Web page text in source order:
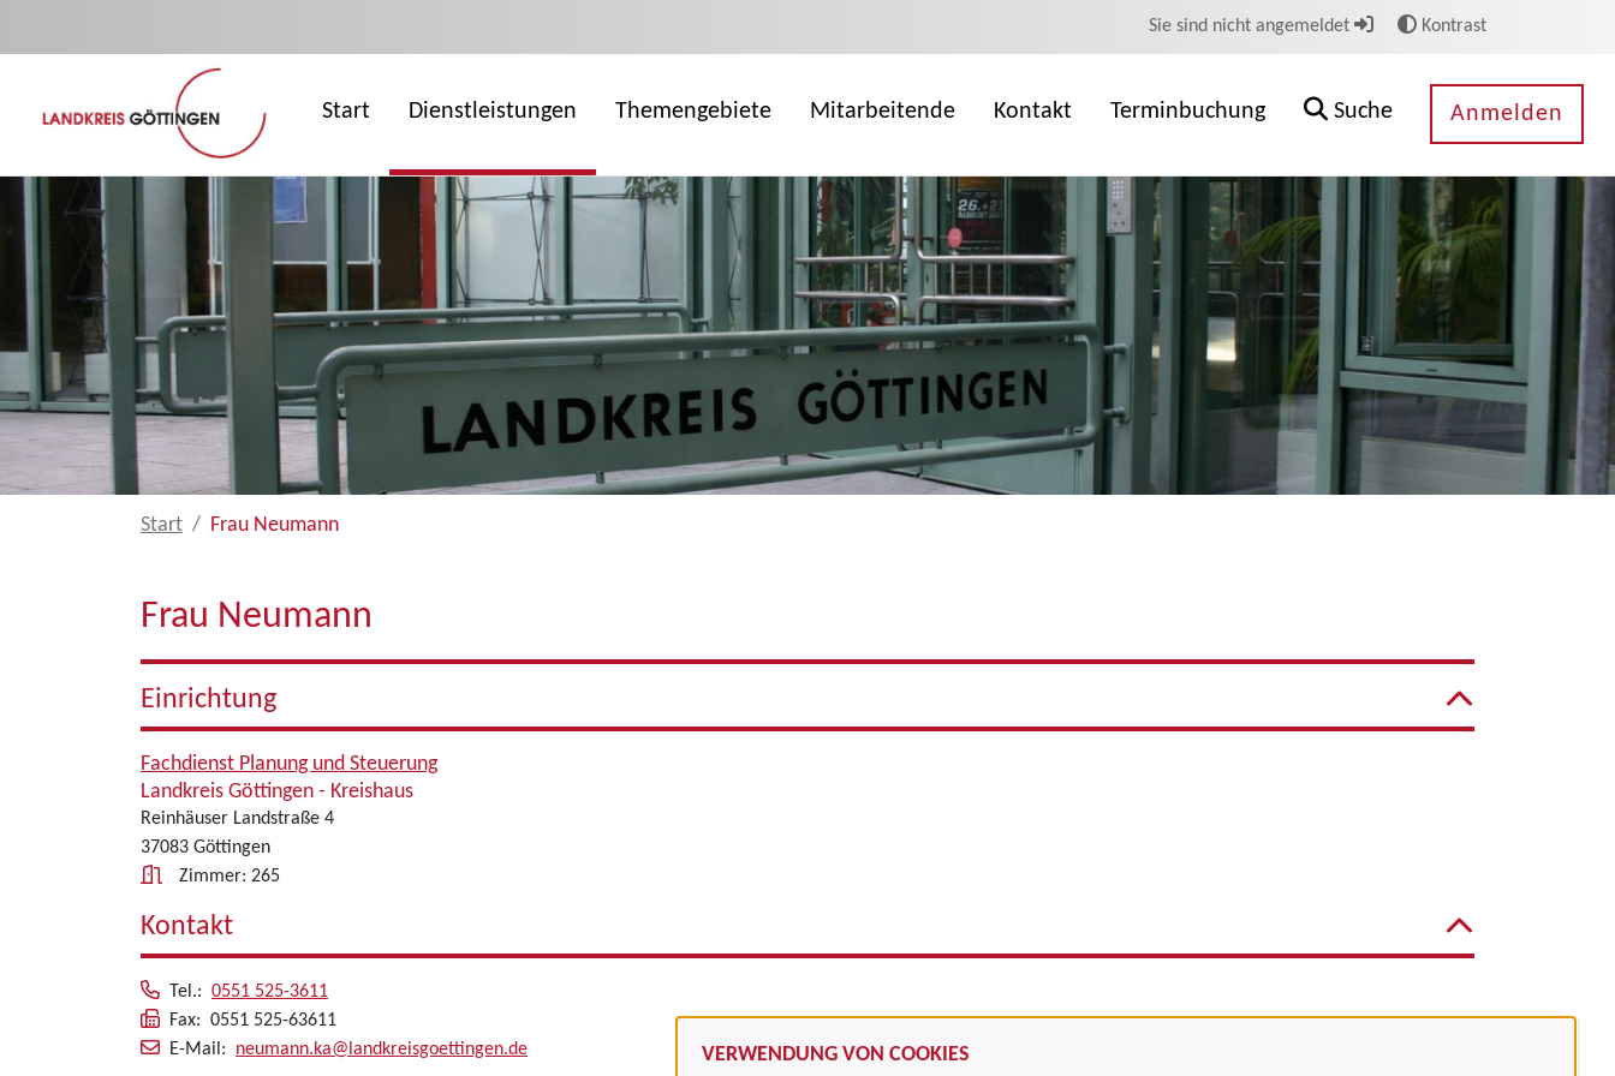
VERWENDUNG VON COOKIES
Sie sind nicht angemeldet Kontrast
Start Dienstleistungen Themengebiete Mitarbeitende Kontakt Terminbuchung Suche Anmelden
Start Frau Neumann
Frau Neumann
Einrichtung
Fachdienst Planung und Steuerung
Landkreis Göttingen - Kreishaus
Reinhäuser Landstraße 4
37083 Göttingen
Zimmer: 265
Kontakt
Tel.: 0551 525-3611
Fax: 0551 525-63611
E-Mail: neumann.ka@landkreisgoettingen.de